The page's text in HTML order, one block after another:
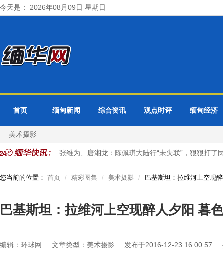
今天是： 2026年08月09日 星期日
首页 缅甸新闻 综合资讯 观点时评 缅甸经济
美术摄影
合作会议 张维为、唐湘龙：陈佩琪大陆行“未失联”，狠狠打了民
您当前的位置： 首页 精彩图集 美术摄影 巴基斯坦：拉维河上空现
巴基斯坦：拉维河上空现醉人夕阳 暮
编辑：环球网 文章类型：美术摄影 发布于2016-12-23 16:00:57